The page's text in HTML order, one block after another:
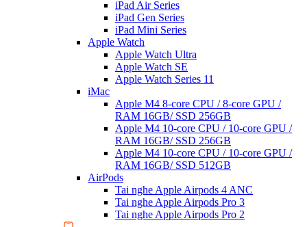
iPad Air Series
iPad Gen Series
iPad Mini Series
Apple Watch
Apple Watch Ultra
Apple Watch SE
Apple Watch Series 11
iMac
Apple M4 8-core CPU / 8-core GPU /
RAM 16GB/ SSD 256GB
Apple M4 10-core CPU / 10-core GPU /
RAM 16GB/ SSD 256GB
Apple M4 10-core CPU / 10-core GPU /
RAM 16GB/ SSD 512GB
AirPods
Tai nghe Apple Airpods 4 ANC
Tai nghe Apple Airpods Pro 3
Tai nghe Apple Airpods Pro 2